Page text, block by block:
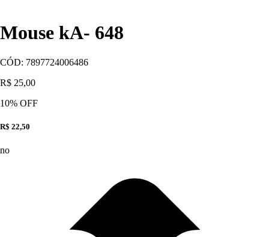
Mouse kA- 648
CÓD: 7897724006486
R$ 25,00
10% OFF
R$ 22,50
no